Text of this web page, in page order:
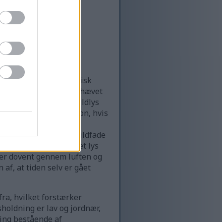
et hævet, let isometrisk
trukket tilbage og hævet
af sten, skygge og ildlys
århundreders erosion, hvis
dyr. Ru stenmure
nedenfor. Spredte ildfade
af varmt, ravfarvet lys
dovent gennem luften og
af, at tiden selv er gået
hvilket forstærker
er lav og jordnær,
bestående af